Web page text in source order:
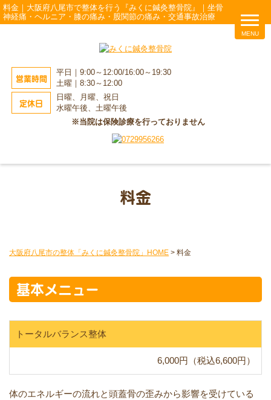
料金｜大阪府八尾市で整体を行う『みくに鍼灸整骨院』｜坐骨
神経痛・ヘルニア・膝の痛み・股関節の痛み・交通事故治療
営業時間
平日｜9:00～12:00/16:00～19:30
土曜｜8:30～12:00
定休日
日曜、月曜、祝日
水曜午後、土曜午後
※当院は保険診療を行っておりません
料金
大阪府八尾市の整体「みくに鍼灸整骨院」HOME > 料金
基本メニュー
トータルバランス整体
6,000円（税込6,600円）
体のエネルギーの流れと頭蓋骨の歪みから影響を受けている